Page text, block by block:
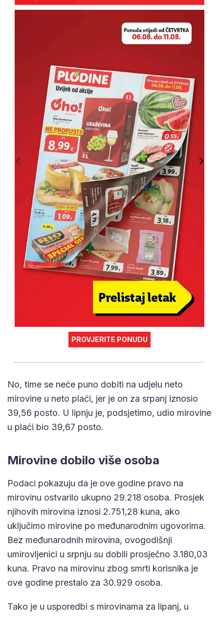
PROVJERITE PONUDU
No, time se neće puno dobiti na udjelu neto
mirovine u neto plaći, jer je on za srpanj iznosio
39,56 posto. U lipnju je, podsjetimo, udio mirovine
u plaći bio 39,67 posto.
Mirovine dobilo više osoba
Podaci pokazuju da je ove godine pravo na
mirovinu ostvarilo ukupno 29.218 osoba. Prosjek
njihovih mirovina iznosi 2.751,28 kuna, ako
uključimo mirovine po međunarodnim ugovorima.
Bez međunarodnih mirovina, ovogodišnji
umirovljenici u srpnju su dobili prosječno 3.180,03
kuna. Pravo na mirovinu zbog smrti korisnika je
ove godine prestalo za 30.929 osoba.
Tako je u usporedbi s mirovinama za lipanj, u